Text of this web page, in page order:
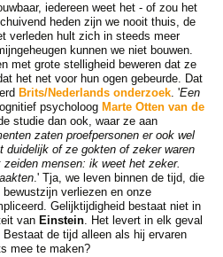
iedereen weet het - of zou het
heden zijn we nooit thuis, de
verleden hult zich in steeds meer
kunnen we niet bouwen.
met grote stelligheid beweren dat ze
het net voor hun ogen gebeurde. Dat
Brits/Nederlands onderzoek. 'Een
psycholoog Marte Otten van de
studie dan ook, waar ze aan
zaten proefpersonen er ook wel
duidelijk of ze gokten of zeker waren
mensen: ik weet het zeker.
.' Tja, we leven binnen de tijd, die
verliezen en onze
Gelijktijdigheid bestaat niet in
van Einstein. Het levert in elk geval
de tijd alleen als hij ervaren
mee te maken?